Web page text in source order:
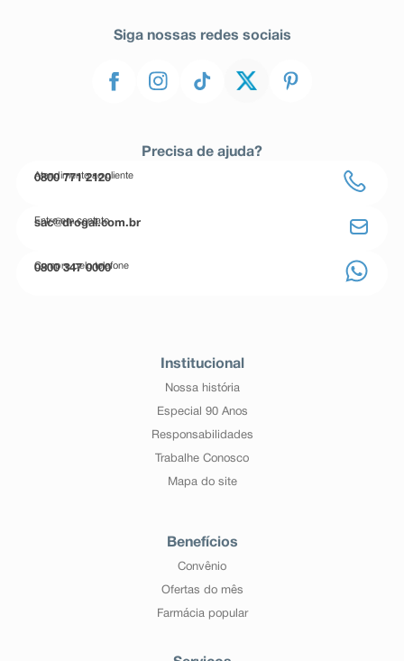
Siga nossas redes sociais
Precisa de ajuda?
Atendimento ao cliente
0800 771 2120
Entre em contato
sac@drogal.com.br
Compre pelo telefone
0800 347 0000
Institucional
Nossa história
Especial 90 Anos
Responsabilidades
Trabalhe Conosco
Mapa do site
Benefícios
Convênio
Ofertas do mês
Farmácia popular